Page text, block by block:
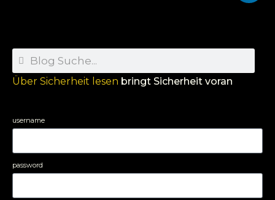
Über Sicherheit lesen bringt Sicherheit voran
username
password